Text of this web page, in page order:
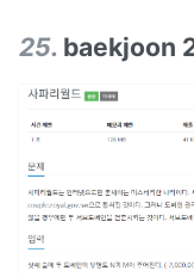
25. baekjoon